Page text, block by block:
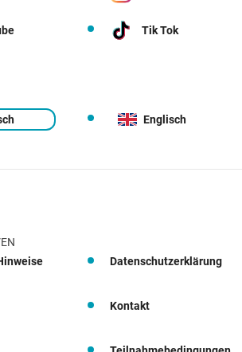
Tik Tok
Englisch
Datenschutzerklärung
Kontakt